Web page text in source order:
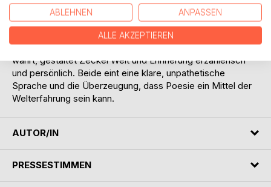
Die Gedichte von Thomas Götz und Heinz Zeckel
verbindet das literarische Unterwegssein und der wache
Blick für Orte, Geschichte und Erfahrung. Während Götz in
konzentrierter, meditativer Lyrik Distanz und Reflexion
wahrt, gestaltet Zeckel Welt und Erinnerung erzählerisch
und persönlich. Beide eint eine klare, unpathetische
Sprache und die Überzeugung, dass Poesie ein Mittel der
Welterfahrung sein kann.
AUTOR/IN
PRESSESTIMMEN
ABLEHNEN ANPASSEN
ALLE AKZEPTIEREN